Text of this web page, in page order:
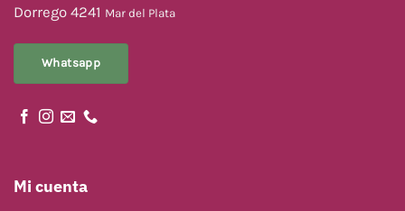
Dorrego 4241 Mar del Plata
Whatsapp
Mi cuenta